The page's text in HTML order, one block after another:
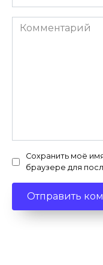
*
Комментарий
Сохранить моё
браузере для